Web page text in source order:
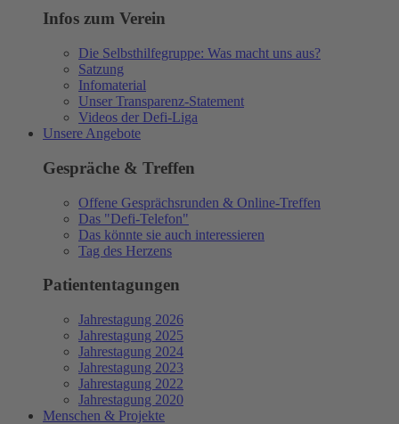
Infos zum Verein
Die Selbsthilfegruppe: Was macht uns aus?
Satzung
Infomaterial
Unser Transparenz-Statement
Videos der Defi-Liga
Unsere Angebote
Gespräche & Treffen
Offene Gesprächsrunden & Online-Treffen
Das "Defi-Telefon"
Das könnte sie auch interessieren
Tag des Herzens
Patiententagungen
Jahrestagung 2026
Jahrestagung 2025
Jahrestagung 2024
Jahrestagung 2023
Jahrestagung 2022
Jahrestagung 2020
Menschen & Projekte